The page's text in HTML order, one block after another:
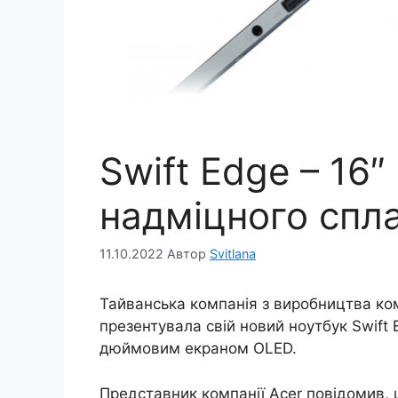
Swift Edge – 16″
надміцного
11.10.2022 Автор Svitlana
Тайванська компанія з виробництва
презентувала свій новий ноутбук Swift
дюймовим екраном OLED.
Представник компанії Acer